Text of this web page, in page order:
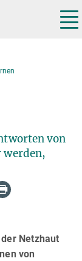
von
werden,
Netzhaut
von